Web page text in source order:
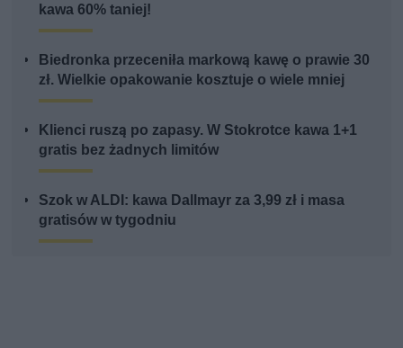
kawa 60% taniej!
Biedronka przeceniła markową kawę o prawie 30
zł. Wielkie opakowanie kosztuje o wiele mniej
Klienci ruszą po zapasy. W Stokrotce kawa 1+1
gratis bez żadnych limitów
Szok w ALDI: kawa Dallmayr za 3,99 zł i masa
gratisów w tygodniu